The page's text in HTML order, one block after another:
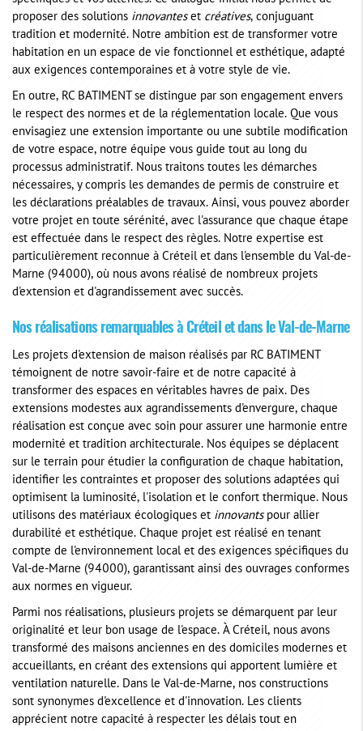
proposer des solutions innovanteset créatives, conjuguant
tradition et modernité. Notre ambition est de transformer votre
habitation en un espace de vie fonctionnel et esthétique, adapté
aux exigences contemporaines et à votre style de vie.
En outre, RC BATIMENT se distingue par son engagement envers
le respect des normes et de la réglementation locale. Que vous
envisagiez une extension importante ou une subtile modification
de votre espace, notre équipe vous guide tout au long du
processus administratif. Nous traitons toutes les démarches
nécessaires, y compris les demandes de permis de construire et
les déclarations préalables de travaux. Ainsi, vous pouvez aborder
votre projet en toute sérénité, avec l'assurance que chaque étape
est effectuée dans le respect des règles. Notre expertise est
particulièrement reconnue à Créteil et dans l'ensemble du Val-de-
Marne (94000), où nous avons réalisé de nombreux projets
d'extension et d'agrandissement avec succès.
Nos réalisations remarquables à Créteil et dans le Val-de-Marne
Les projets d'extension de maison réalisés par RC BATIMENT
témoignent de notre savoir-faire et de notre capacité à
transformer des espaces en véritables havres de paix. Des
extensions modestes aux agrandissements d'envergure, chaque
réalisation est conçue avec soin pour assurer une harmonie entre
modernité et tradition architecturale. Nos équipes se déplacent
sur le terrain pour étudier la configuration de chaque habitation,
identifier les contraintes et proposer des solutions adaptées qui
optimisent la luminosité, l'isolation et le confort thermique. Nous
utilisons des matériaux écologiques et innovantspour allier
durabilité et esthétique. Chaque projet est réalisé en tenant
compte de l'environnement local et des exigences spécifiques du
Val-de-Marne (94000), garantissant ainsi des ouvrages conformes
aux normes en vigueur.
Parmi nos réalisations, plusieurs projets se démarquent par leur
originalité et leur bon usage de l'espace. À Créteil, nous avons
transformé des maisons anciennes en des domiciles modernes et
accueillants, en créant des extensions qui apportent lumière et
ventilation naturelle. Dans le Val-de-Marne, nos constructions
sont synonymes d'excellence et d'innovation. Les clients
apprécient notre capacité à respecter les délais tout en